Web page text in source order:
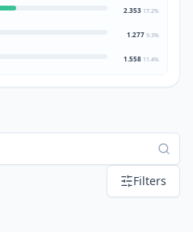
2.353 17.2%
1.277 9.3%
1.558 11.4%
Filters